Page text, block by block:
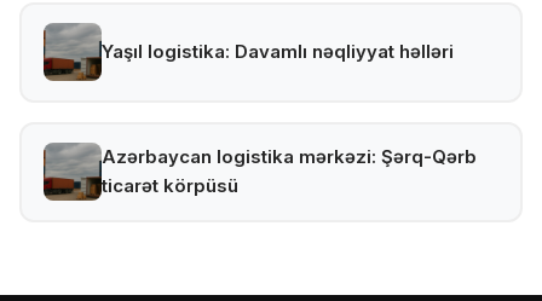
Yaşıl logistika: Davamlı nəqliyyat həlləri
Azərbaycan logistika mərkəzi: Şərq-Qərb
ticarət körpüsü